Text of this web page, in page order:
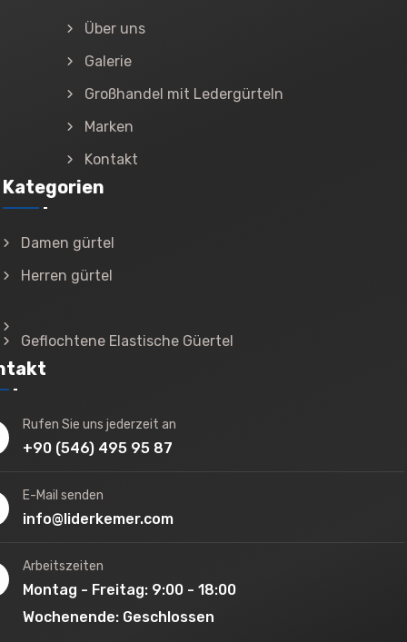
Über uns
Galerie
Großhandel mit Ledergürteln
Marken
Kontakt
Kategorien
Damen gürtel
Herren gürtel
Geflochtene Elastische Güertel
Rufen Sie uns jederzeit an
+90 (546) 495 95 87
E-Mail senden
info@liderkemer.com
Arbeitszeiten
Montag - Freitag: 9:00 - 18:00
Wochenende: Geschlossen